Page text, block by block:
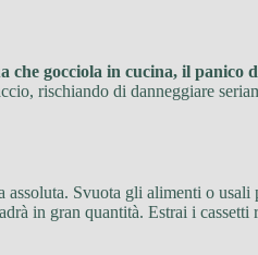
che gocciola in cucina, il
rischiando di danneggiare
assoluta. Svuota gli alimenti o
in gran quantità. Estrai i